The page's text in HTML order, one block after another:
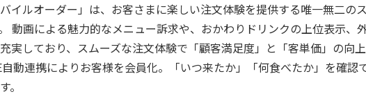
バイルオーダー」は、お客さまに楽しい注文体験を提供する唯一無二の
動画による魅力的なメニュー訴求や、おかわりドリンクの上位表示、
実しており、スムーズな注文体験で「顧客満足度」と「客単価」の向上
動連携によりお客様を会員化。「いつ来たか」「何食べたか」を確認
。